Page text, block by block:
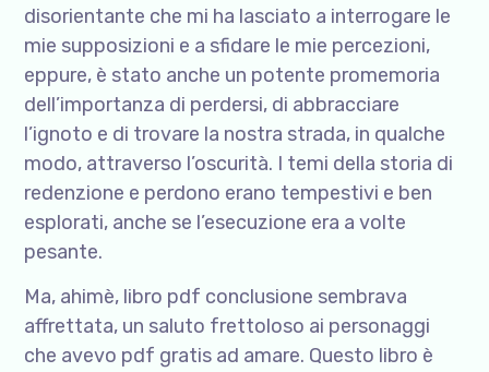
disorientante che mi ha lasciato a interrogare le
mie supposizioni e a sfidare le mie percezioni,
eppure, è stato anche un potente promemoria
dell’importanza di perdersi, di abbracciare
l’ignoto e di trovare la nostra strada, in qualche
modo, attraverso l’oscurità. I temi della storia di
redenzione e perdono erano tempestivi e ben
esplorati, anche se l’esecuzione era a volte
pesante.
Ma, ahimè, libro pdf conclusione sembrava
affrettata, un saluto frettoloso ai personaggi
che avevo pdf gratis ad amare. Questo libro è